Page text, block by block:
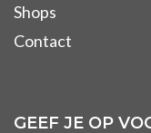
Shops
Contact
GEEF JE OP